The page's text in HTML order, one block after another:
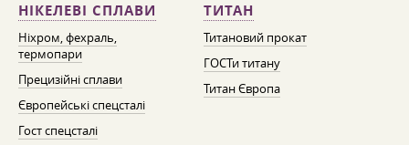
НІКЕЛЕВІ СПЛАВИ
Ніхром, фехраль,
термопари
Прецизійні сплави
Європейські спецсталі
Гост спецсталі
ТИТАН
Титановий прокат
ГОСТи титану
Титан Європа